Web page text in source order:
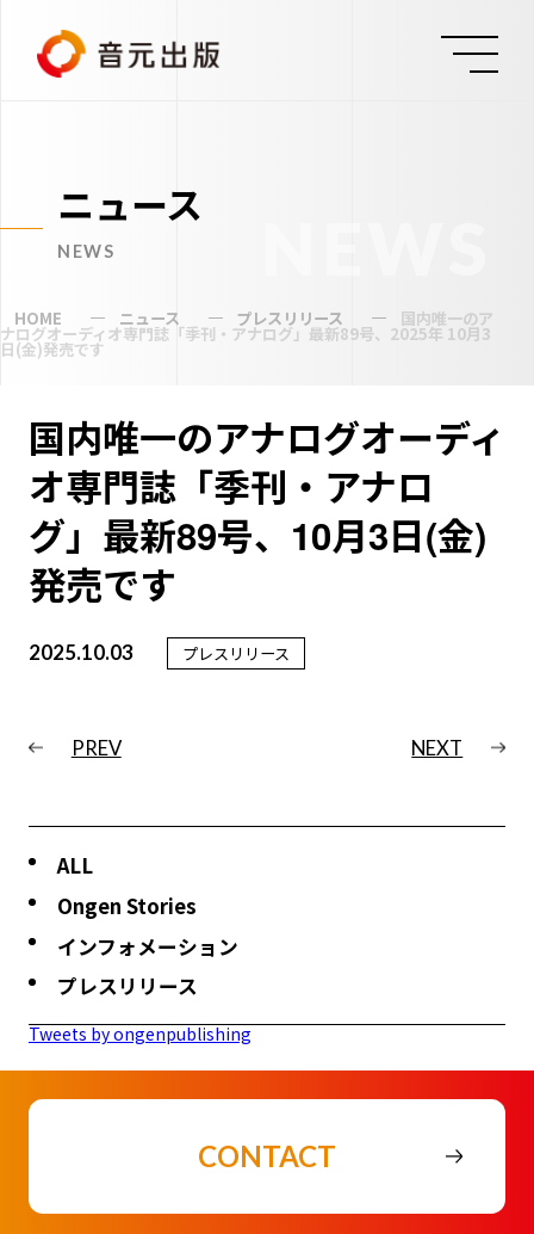
ニュース
NEWS
HOME ニュース プレスリリース 国内唯⼀のア
ナログオーディオ専⾨誌「季刊・アナログ」最新89号、2025年 10月3
日(金)発売です
国内唯⼀のアナログオーディ
オ専⾨誌「季刊・アナロ
グ」最新89号、10月3日(金)
発売です
2025.10.03 プレスリリース
PREV NEXT
ALL
Ongen Stories
インフォメーション
プレスリリース
Tweets by ongenpublishing
CONTACT